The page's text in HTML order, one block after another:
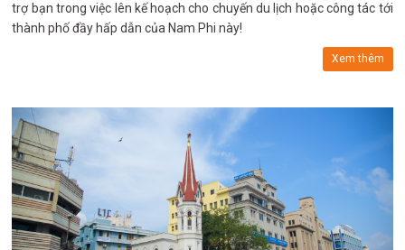
trợ bạn trong việc lên kế hoạch cho chuyến du lịch hoặc công tác tới
thành phố đầy hấp dẫn của Nam Phi này!
Xem thêm